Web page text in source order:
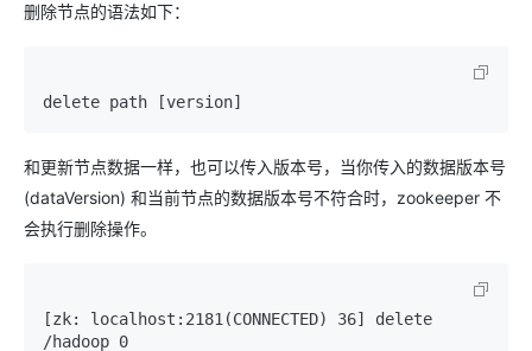
删除节点的语法如下：
和更新节点数据一样，也可以传入版本号，当你传入的数据版本号
(dataVersion) 和当前节点的数据版本号不符合时，zookeeper 不
会执行删除操作。
[zk: localhost:2181(CONNECTED) 36] delete
/hadoop 0